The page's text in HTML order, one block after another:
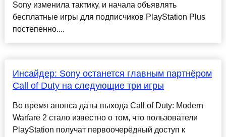
Sony изменила тактику, и начала объявлять
бесплатные игры для подписчиков PlayStation Plus
постепенно....
Инсайдер: Sony останется главным партнёром
Call of Duty на следующие три игры
Во время анонса даты выхода Call of Duty: Modern
Warfare 2 стало известно о том, что пользователи
PlayStation получат первоочерёдный доступ к